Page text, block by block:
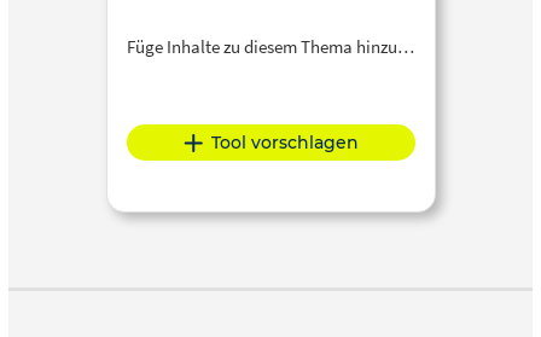
Füge Inhalte zu diesem Thema hinzu…
Tool vorschlagen